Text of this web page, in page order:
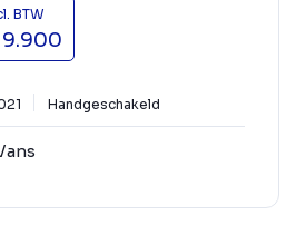
BTW
Handgeschakeld